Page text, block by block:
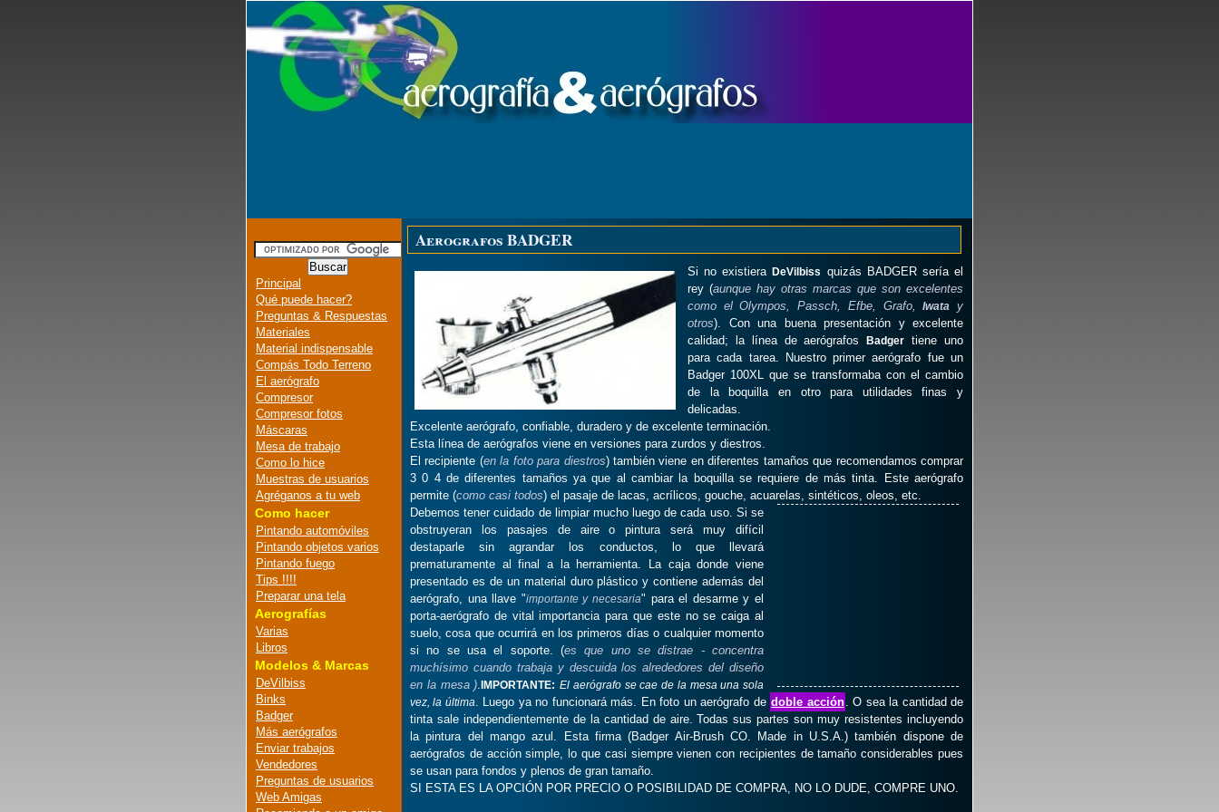
Principal
Qué puede hacer?
Preguntas & Respuestas
Materiales
Material indispensable
Compás Todo Terreno
El aerógrafo
Compresor
Compresor fotos
Máscaras
Mesa de trabajo
Como lo hice
Muestras de usuarios
Agréganos a tu web
Como hacer
Pintando automóviles
Pintando objetos varios
Pintando fuego
Tips !!!!
Preparar una tela
Aerografías
Varias
Libros
Modelos & Marcas
DeVilbiss
Binks
Badger
Más aerógrafos
Enviar trabajos
Vendedores
Preguntas de usuarios
Web Amigas
Aerografos BADGER
Si no existieraDeVilbiss quizás BADGER sería el
rey (aunque hay otras marcas que son excelentes
como el Olympos, Passch, Efbe, Grafo,Iwata y
otros). Con una buena presentación y excelente
calidad; la línea de aerógrafosBadger tiene uno
para cada tarea. Nuestro primer aerógrafo fue un
Badger 100XL que se transformaba con el cambio
de la boquilla en otro para utilidades finas y
delicadas.
Excelente aerógrafo, confiable, duradero y de excelente terminación.
Esta línea de aerógrafos viene en versiones para zurdos y diestros.
El recipiente (en la foto para diestros) también viene en diferentes tamaños que recomendamos comprar
3 0 4 de diferentes tamaños ya que al cambiar la boquilla se requiere de más tinta. Este aerógrafo
permite (como casi todos) el pasaje de lacas, acrílicos, gouche, acuarelas, sintéticos, oleos, etc.
Debemos tener cuidado de limpiar mucho luego de cada uso. Si se
obstruyeran los pasajes de aire o pintura será muy difícil
destaparle sin agrandar los conductos, lo que llevará
prematuramente al final a la herramienta. La caja donde viene
presentado es de un material duro plástico y contiene además del
aerógrafo, una llave "importante y necesaria" para el desarme y el
porta-aerógrafo de vital importancia para que este no se caiga al
suelo, cosa que ocurrirá en los primeros días o cualquier momento
si no se usa el soporte. (es que uno se distrae - concentra
muchísimo cuando trabaja y descuida los alrededores del diseño
en la mesa ). IMPORTANTE: El aerógrafo se cae de la mesa una sola
vez, la última. Luego ya no funcionará más. En foto un aerógrafo de doble acción. O sea la cantidad de
tinta sale independientemente de la cantidad de aire. Todas sus partes son muy resistentes incluyendo
la pintura del mango azul. Esta firma (Badger Air-Brush CO. Made in U.S.A.) también dispone de
aerógrafos de acción simple, lo que casi siempre vienen con recipientes de tamaño considerables pues
se usan para fondos y plenos de gran tamaño.
SI ESTA ES LA OPCIÓN POR PRECIO O POSIBILIDAD DE COMPRA, NO LO DUDE, COMPRE UNO.